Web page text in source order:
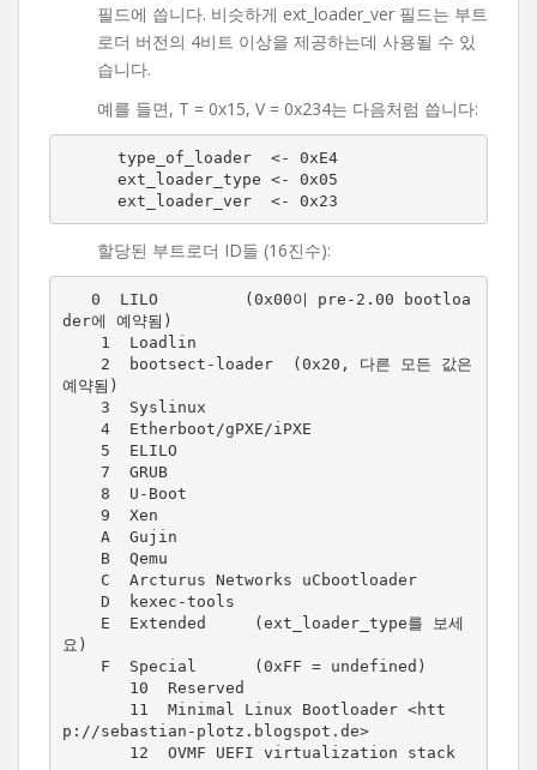
필드에 씁니다. 비슷하게 ext_loader_ver 필드는 부트
로더 버전의 4비트 이상을 제공하는데 사용될 수 있
습니다.
예를 들면, T = 0x15, V = 0x234는 다음처럼 씁니다:
  ext_loader_ver  <- 0x23
할당된 부트로더 ID들 (16진수):
der에 예약됨)
예약됨)
요)
p://sebastian-plotz.blogspot.de>
       12  OVMF UEFI virtualization stack